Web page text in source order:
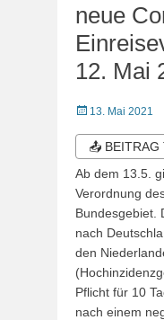
neue
12. Mai
Veröffentlicht
13. Mai 2021
📤 BEITRAG
Ab dem 13.5.
Verordnung
Bundesgebiet.
nach
den
Pflicht für 10
nach einem